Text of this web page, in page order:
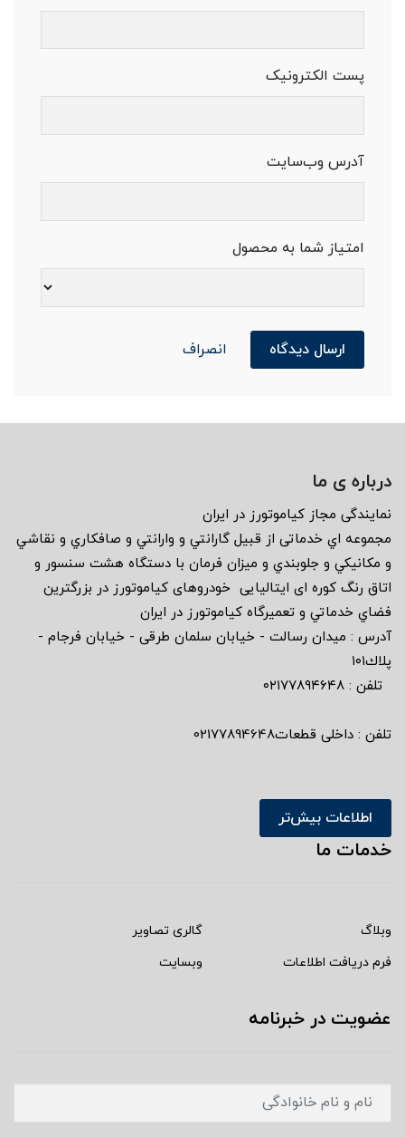
پست الکترونیک
آدرس وب‌سایت
امتیاز شما به محصول
ارسال دیدگاه انصراف
درباره ی ما
نمايندگى مجاز كياموتورز در ايران
مجموعه اي خدماتى از قبيل گارانتي و وارانتي و صافكاري و نقاشي
و مكانيكي و جلوبندي و ميزان فرمان با دستگاه هشت سنسور و
اتاق رنگ كوره اى ايتاليايى خودروهاى كياموتورز در بزرگترين
فضاي خدماتي و تعميرگاه كياموتورز در ايران
آدرس : ميدان رسالت - خيابان سلمان طرقى - خيابان فرجام -
پلاك١٠١
تلفن : ٠٢١٧٧٨٩٤٦٤٨
تلفن : داخلی قطعات02177894648
اطلاعات بیش‌تر
خدمات ما
وبلاگ
گالری تصاویر
فرم دریافت اطلاعات
وبسایت
عضویت در خبرنامه